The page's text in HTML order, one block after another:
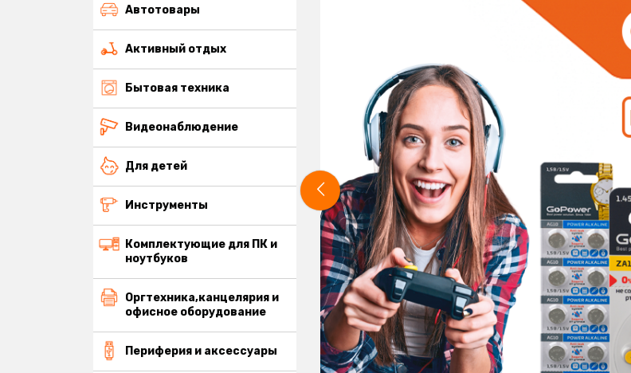
Автотовары
Активный отдых
Бытовая техника
Видеонаблюдение
Для детей
Инструменты
Комплектующие для ПК и
ноутбуков
Оргтехника,канцелярия и
офисное оборудование
Периферия и аксессуары